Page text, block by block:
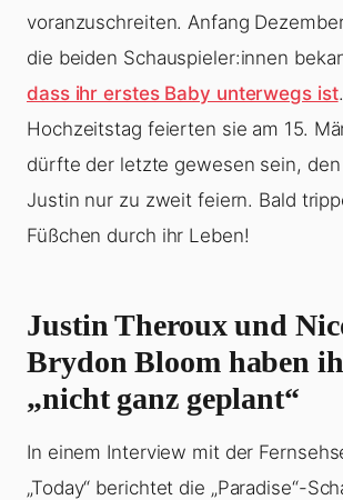
voranzuschreiten. Anfang
die beiden Schauspieler:innen
dass ihr erstes Baby unterwegs ist
Hochzeitstag feierten sie am 15.
dürfte der letzte gewesen sein,
Justin nur zu zweit feiern. Bald
Füßchen durch ihr Leben!
Justin Theroux und
Brydon Bloom haben
„nicht ganz geplant“
In einem Interview mit der
„Today“ berichtet die „Paradise“-